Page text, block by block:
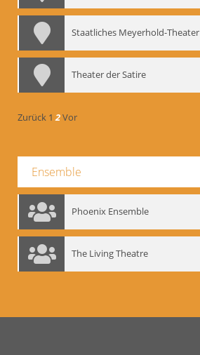
Staatliches Meyerhold-Theater
Theater der Satire
Zurück 1 2Vor
Ensemble
Phoenix Ensemble
The Living Theatre